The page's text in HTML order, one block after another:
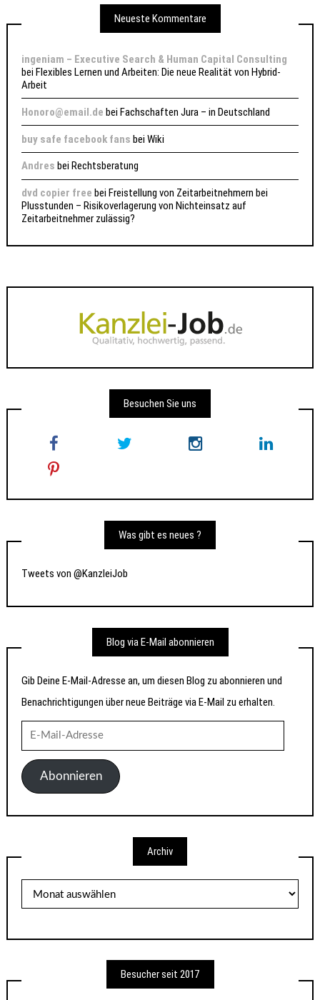
Neueste Kommentare
ingeniam – Executive Search & Human Capital Consulting
beiFlexibles Lernen und Arbeiten: Die neue Realität von Hybrid-
Arbeit
Honoro@email.de beiFachschaften Jura – in Deutschland
buy safe facebook fans beiWiki
Andres beiRechtsberatung
dvd copier free beiFreistellung von Zeitarbeitnehmern bei
Plusstunden – Risikoverlagerung von Nichteinsatz auf
Zeitarbeitnehmer zulässig?
Besuchen Sie uns
Was gibt es neues ?
Tweets von @KanzleiJob
Blog via E-Mail abonnieren
Gib Deine E-Mail-Adresse an, um diesen Blog zu abonnieren und
Benachrichtigungen über neue Beiträge via E-Mail zu erhalten.
Mail-
AdresseAbonnieren
Archiv
Besucher seit 2017